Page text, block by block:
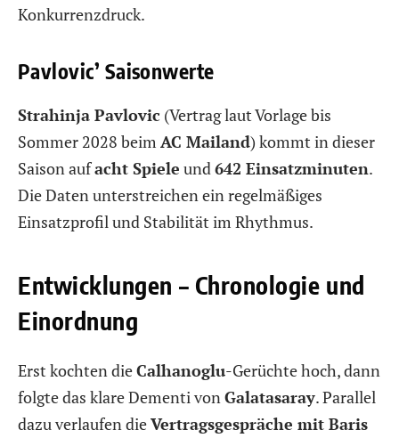
Konkurrenzdruck.
Pavlovic’ Saisonwerte
Strahinja Pavlovic (Vertrag laut Vorlage bis
Sommer 2028 beim AC Mailand) kommt in dieser
Saison aufacht Spiele und642 Einsatzminuten.
Die Daten unterstreichen ein regelmäßiges
Einsatzprofil und Stabilität im Rhythmus.
Entwicklungen – Chronologie und
Einordnung
Erst kochten dieCalhanoglu-Gerüchte hoch, dann
folgte das klare Dementi von Galatasaray. Parallel
dazu verlaufen dieVertragsgespräche mit Baris